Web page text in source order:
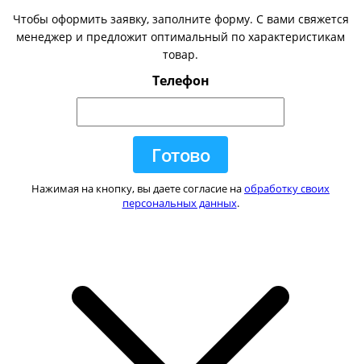
Чтобы оформить заявку, заполните форму. С вами свяжется
менеджер и предложит оптимальный по характеристикам
товар.
Телефон
Нажимая на кнопку, вы даете согласие наобработку своих
персональных данных.